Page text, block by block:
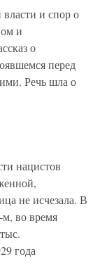
и спор о
и
о
перед
Речь шла о
нацистов
не исчезала. В
м, во время
года